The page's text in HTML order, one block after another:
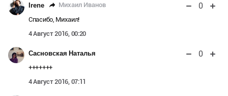
Irene Михаил Иванов 0
Спасибо, Михаил!
4 Август 2016, 00:20
Сасновская Наталья 0
+++++++
4 Август 2016, 07:11